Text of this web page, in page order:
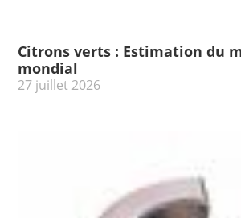
Citrons verts : Estimation du
mondial
27 juillet 2026